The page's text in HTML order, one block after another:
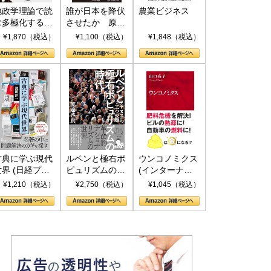
政学理論で読
多極化する世
トランプと
¥1,870（税込）
誰が日本を降伏
させたか 原爆
投下、ソ連参
(PHP新書)
¥1,100（税込）
農業ビジネス
¥1,848（税込）
典に学ぶ現代
界 (日経プレ
アシリーズ)
¥1,210（税込）
ルペンと極右ポ
ピュリズムの時
代：〈ヤヌス〉
¥2,750（税込）
ウンコノミクス
(インターナシ
ョナル新書)
¥1,045（税込）